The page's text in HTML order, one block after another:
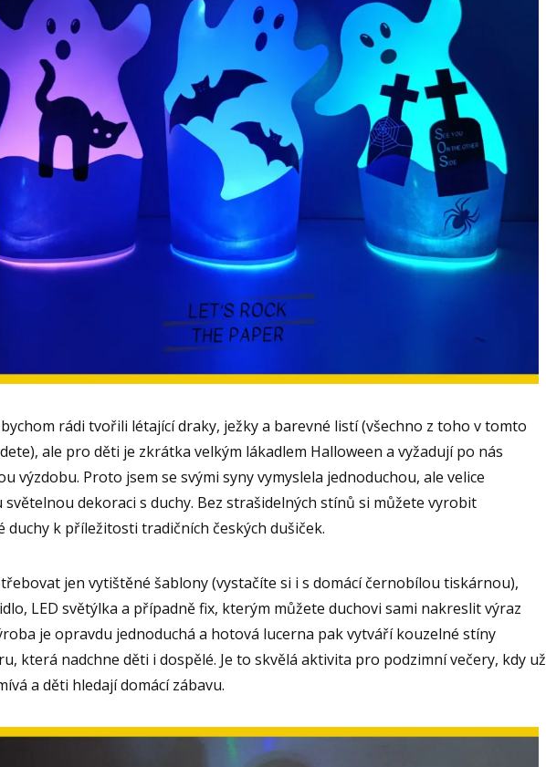
rádi tvořili létající draky, ježky a barevné listí (všechno z toho v tomto
ale pro děti je zkrátka velkým lákadlem Halloween a vyžadují po nás
výzdobu. Proto jsem se svými syny vymyslela jednoduchou, ale velice
světelnou dekoraci s duchy. Bez strašidelných stínů si můžete vyrobit
duchy k příležitosti tradičních českých dušiček.
jen vytištěné šablony (vystačíte si i s domácí černobílou tiskárnou),
LED světýlka a případně fix, kterým můžete duchovi sami nakreslit výraz
je opravdu jednoduchá a hotová lucerna pak vytváří kouzelné stíny
která nadchne děti i dospělé. Je to skvělá aktivita pro podzimní večery, kdy už
a děti hledají domácí zábavu.